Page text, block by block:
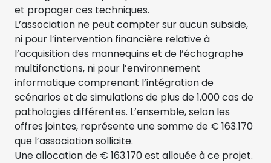
et propager ces techniques.
L’association ne peut compter sur aucun subside,
ni pour l’intervention financière relative à
l’acquisition des mannequins et de l’échographe
multifonctions, ni pour l’environnement
informatique comprenant l’intégration de
scénarios et de simulations de plus de 1.000 cas de
pathologies différentes. L’ensemble, selon les
offres jointes, représente une somme de € 163.170
que l’association sollicite.
Une allocation de € 163.170 est allouée à ce projet.